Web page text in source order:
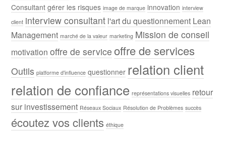
Consultant gérer les risques image de marque innovation interview
client interview consultant l'art du questionnement Lean
Management marché de la valeur marketing Mission de conseil
motivation offre de service offre de services
Outils platforme d'influence questionner relation client
relation de confiance représentations visuelles retour
sur investissement Réseaux Sociaux Résolution de Problèmes succès
écoutez vos clients éthique